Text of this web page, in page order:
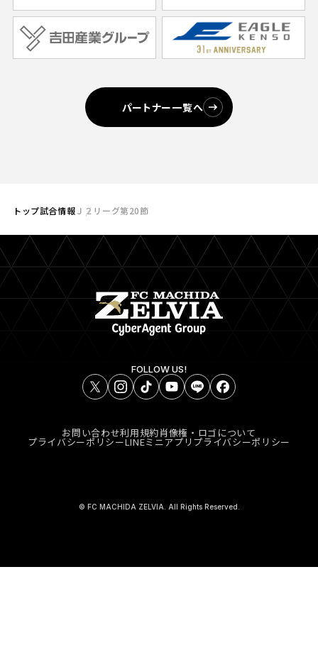
パートナー一覧へ
トップ試合情報Ｊ２リーグ第20節
FOLLOW US!
お問い合わせ利用規約肖像権・ロゴについて
プライバシーポリシーLINEミニアプリプライバシーポリシー
© FC MACHIDA ZELVIA. All Rights Reserved.